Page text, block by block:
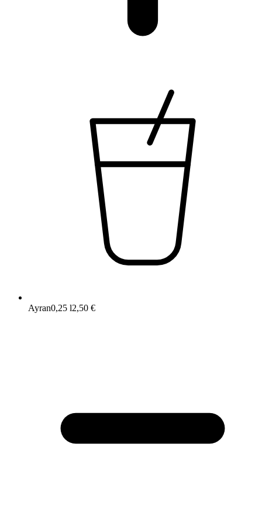
Ayran0,25 l2,50 €